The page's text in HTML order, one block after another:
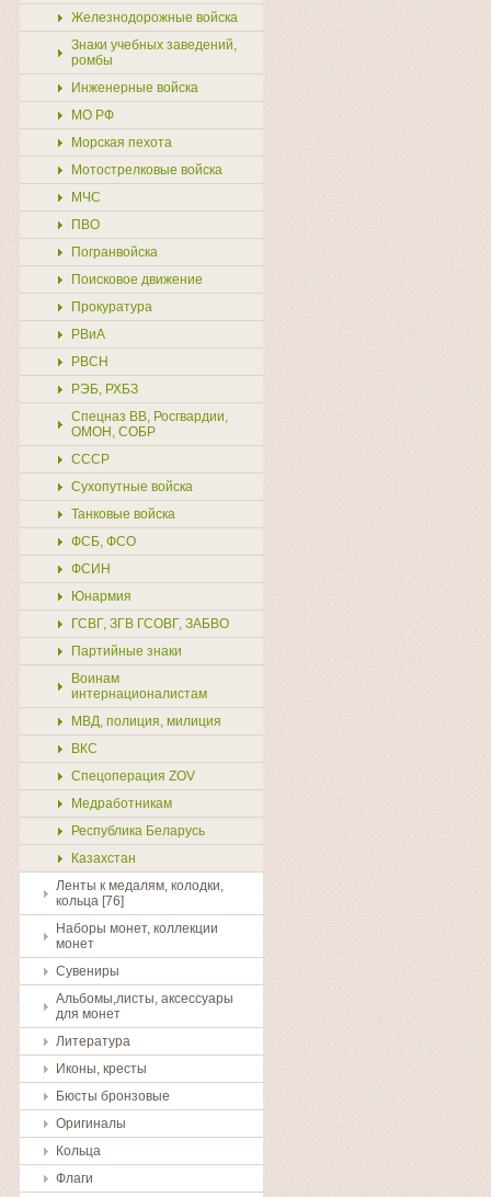
Железнодорожные войска
Знаки учебных заведений,
ромбы
Инженерные войска
МО РФ
Морская пехота
Мотострелковые войска
МЧС
ПВО
Погранвойска
Поисковое движение
Прокуратура
РВиА
РВСН
РЭБ, РХБЗ
Спецназ ВВ, Росгвардии,
ОМОН, СОБР
СССР
Сухопутные войска
Танковые войска
ФСБ, ФСО
ФСИН
Юнармия
ГСВГ, ЗГВ ГСОВГ, ЗАБВО
Партийные знаки
Воинам
интернационалистам
МВД, полиция, милиция
ВКС
Спецоперация ZOV
Медработникам
Республика Беларусь
Казахстан
Ленты к медалям, колодки,
кольца [76]
Наборы монет, коллекции
монет
Сувениры
Альбомы,листы, аксессуары
для монет
Литература
Иконы, кресты
Бюсты бронзовые
Оригиналы
Кольца
Флаги